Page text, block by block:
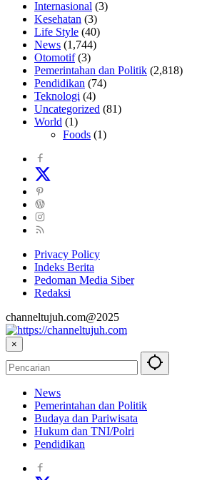
Internasional (3)
Kesehatan (3)
Life Style (40)
News (1,744)
Otomotif(3)
Pemerintahan dan Politik (2,818)
Pendidikan (74)
Teknologi (4)
Uncategorized (81)
World (1)
Foods (1)
Privacy Policy
Indeks Berita
Pedoman Media Siber
Redaksi
channeltujuh.com@2025
×
News
Pemerintahan dan Politik
Budaya dan Pariwisata
Hukum dan TNI/Polri
Pendidikan